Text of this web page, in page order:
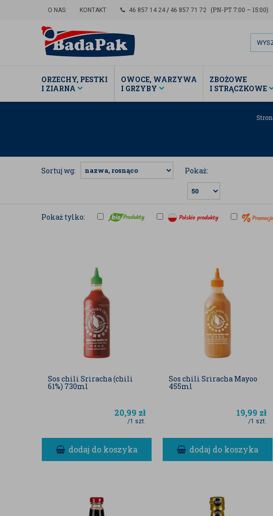
O NAS KONTAKT 46 857 14 24 / 46 857 71 72 (PN-PT 7:00 – 15:00)
ORZECHY, PESTKI
I ZIARNA
OWOCE, WARZYWA
I GRZYBY
ZBOŻOWE
I STRĄCZKOWE
Sortuj wg: Pokaż:
Pokaż tylko:
Sos chili Sriracha (chili
61%) 730ml
20,99 zł
/1 szt.
dodaj do koszyka
Sos chili Sriracha Mayoo
455ml
19,99 zł
/1 szt.
dodaj do koszyka